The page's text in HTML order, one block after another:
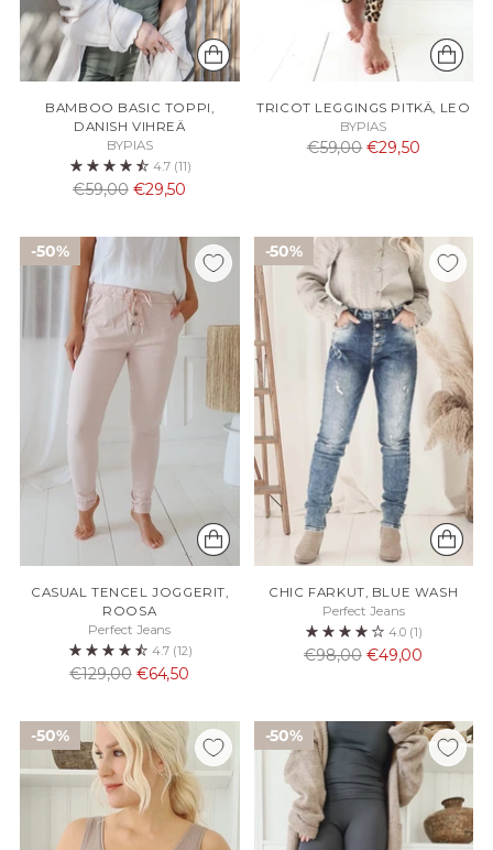
BAMBOO BASIC TOPPI,
DANISH VIHREÄ
BYPIAS
4.7 (11)
Normaali
€59,00 €29,50
TRICOT LEGGINGS PITKÄ, LEO
BYPIAS
Normaali
€59,00 €29,50
50%
CASUAL TENCEL JOGGERIT,
ROOSA
Perfect Jeans
4.7 (12)
Normaali
€129,00 €64,50
50%
CHIC FARKUT, BLUE WASH
Perfect Jeans
4.0 (1)
Normaali
€98,00 €49,00
50% 50%